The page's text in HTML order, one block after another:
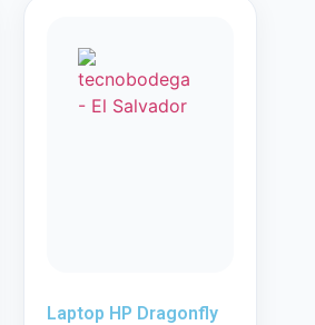
Laptop HP Dragonfly